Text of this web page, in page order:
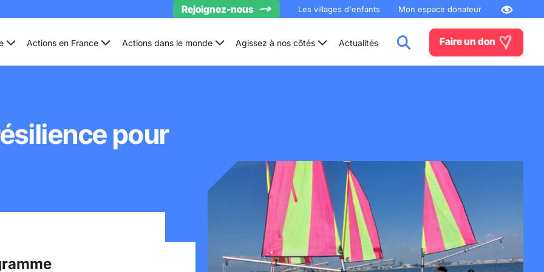
Rejoignez-nous Les villages d'enfants Mon espace donateur
Actions en France Actions dans le monde Agissez à nos côtés Actualités Faire un don
pour